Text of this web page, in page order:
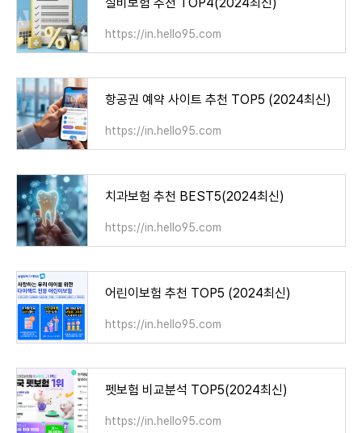
https://in.hello95.com
항공권 예약 사이트 추천 TOP5 (2024최신)
https://in.hello95.com
치과보험 추천 BEST5(2024최신)
https://in.hello95.com
어린이보험 추천 TOP5 (2024최신)
https://in.hello95.com
펫보험 비교분석 TOP5(2024최신)
https://in.hello95.com